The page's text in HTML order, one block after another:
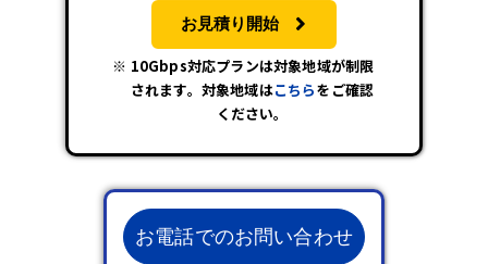
お見積り開始
10Gbps対応プランは対象地域が制限
されます。対象地域はこちらをご確認
ください。
お電話でのお問い合わせ